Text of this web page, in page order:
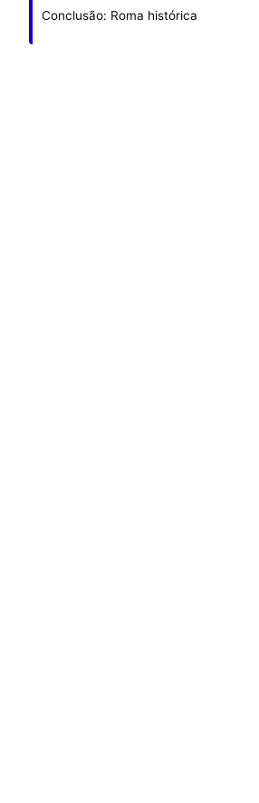
Conclusão: Roma histórica